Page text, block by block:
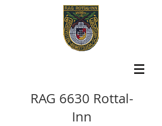
RAG 6630 Rottal-
Inn